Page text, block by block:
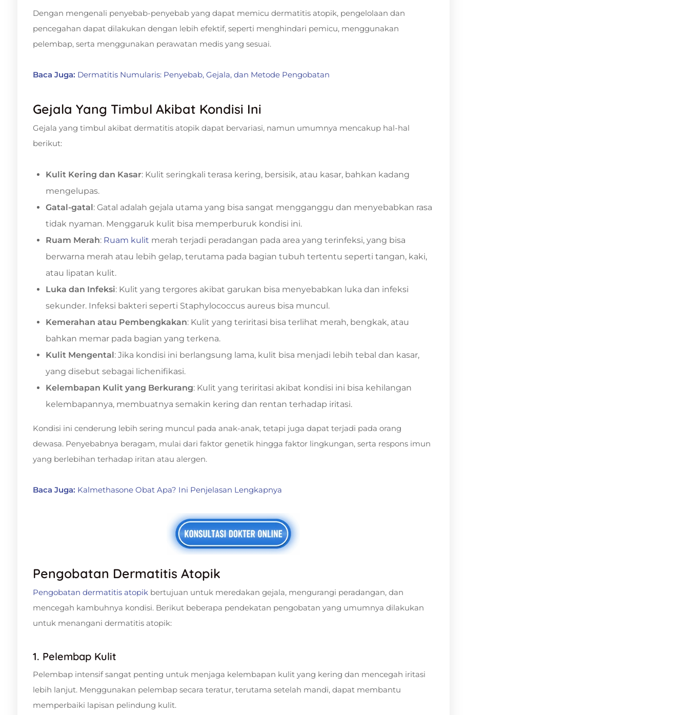
Dengan mengenali penyebab-penyebab yang dapat memicu dermatitis atopik, pengelolaan dan
pencegahan dapat dilakukan dengan lebih efektif, seperti menghindari pemicu, menggunakan
pelembap, serta menggunakan perawatan medis yang sesuai.
Baca Juga: Dermatitis Numularis: Penyebab, Gejala, dan Metode Pengobatan
Gejala Yang Timbul Akibat Kondisi Ini
Gejala yang timbul akibat dermatitis atopik dapat bervariasi, namun umumnya mencakup hal-hal
berikut:
Kulit Kering dan Kasar: Kulit seringkali terasa kering, bersisik, atau kasar, bahkan kadang
mengelupas.
Gatal-gatal: Gatal adalah gejala utama yang bisa sangat mengganggu dan menyebabkan rasa
tidak nyaman. Menggaruk kulit bisa memperburuk kondisi ini.
Ruam Merah: Ruam kulit merah terjadi peradangan pada area yang terinfeksi, yang bisa
berwarna merah atau lebih gelap, terutama pada bagian tubuh tertentu seperti tangan, kaki,
atau lipatan kulit.
Luka dan Infeksi: Kulit yang tergores akibat garukan bisa menyebabkan luka dan infeksi
sekunder. Infeksi bakteri seperti Staphylococcus aureus bisa muncul.
Kemerahan atau Pembengkakan: Kulit yang teriritasi bisa terlihat merah, bengkak, atau
bahkan memar pada bagian yang terkena.
Kulit Mengental: Jika kondisi ini berlangsung lama, kulit bisa menjadi lebih tebal dan kasar,
yang disebut sebagai lichenifikasi.
Kelembapan Kulit yang Berkurang: Kulit yang teriritasi akibat kondisi ini bisa kehilangan
kelembapannya, membuatnya semakin kering dan rentan terhadap iritasi.
Kondisi ini cenderung lebih sering muncul pada anak-anak, tetapi juga dapat terjadi pada orang
dewasa. Penyebabnya beragam, mulai dari faktor genetik hingga faktor lingkungan, serta respons imun
yang berlebihan terhadap iritan atau alergen.
Baca Juga: Kalmethasone Obat Apa? Ini Penjelasan Lengkapnya
Pengobatan Dermatitis Atopik
Pengobatan dermatitis atopik bertujuan untuk meredakan gejala, mengurangi peradangan, dan
mencegah kambuhnya kondisi. Berikut beberapa pendekatan pengobatan yang umumnya dilakukan
untuk menangani dermatitis atopik:
1. Pelembap Kulit
Pelembap intensif sangat penting untuk menjaga kelembapan kulit yang kering dan mencegah iritasi
lebih lanjut. Menggunakan pelembap secara teratur, terutama setelah mandi, dapat membantu
memperbaiki lapisan pelindung kulit.